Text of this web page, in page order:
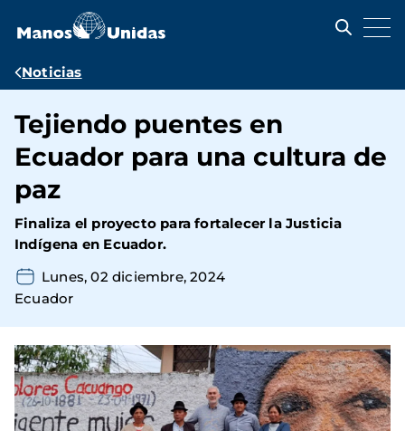
contenido
Ruta
navegación
Noticias
Tejiendo puentes en
Ecuador para una cultura de
paz
Finaliza el proyecto para fortalecer la Justicia
Indígena en Ecuador.
Lunes, 02 diciembre, 2024
Ecuador